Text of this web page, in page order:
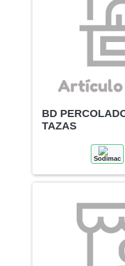
BD
TAZAS
Sodimac